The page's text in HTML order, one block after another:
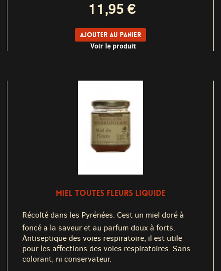
11,95 €
Ajouter au panier
Voir le produit
MIEL TOUTES FLEURS LIQUIDE
Récolté dans les Pyrénées. Cest un miel doré à
foncé a la saveur et au parfum doux à forts.
Antiseptique des voies respiratoire, il est utile
pour les affections des voies respiratoires. Sans
colorant, ni conservateur.